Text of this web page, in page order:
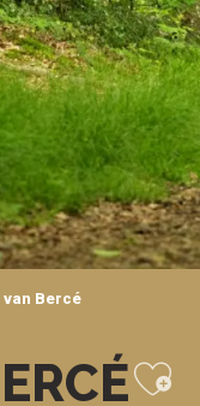
van Bercé